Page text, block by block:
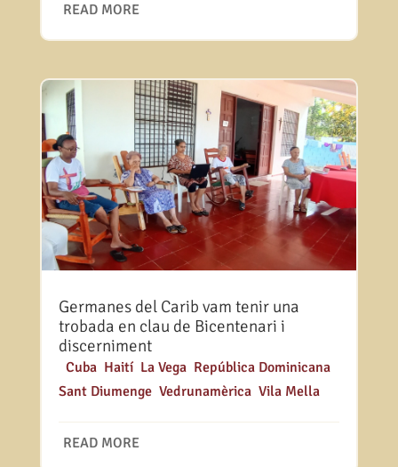
READ MORE
Germanes del Carib vam tenir una
trobada en clau de Bicentenari i
discerniment
Cuba, Haití, La Vega, República Dominicana,
Sant Diumenge, Vedrunamèrica, Vila Mella
READ MORE